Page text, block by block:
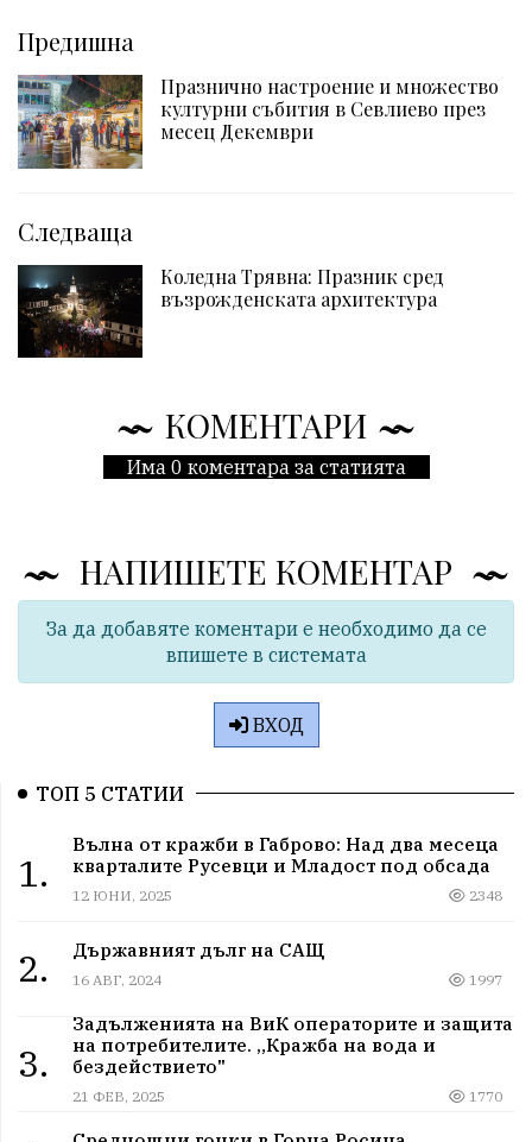
Предишна
Празнично настроение и множество
културни събития в Севлиево през
месец Декември
Следваща
Коледна Трявна: Празник сред
възрожденската архитектура
КОМЕНТАРИ
Има 0 коментара за статията
НАПИШЕТЕ КОМЕНТАР
За да добавяте коментари е необходимо да се
впишете в системата
ВХОД
ТОП 5 СТАТИИ
1.
Вълна от кражби в Габрово: Над два месеца
кварталите Русевци и Младост под обсада
12 ЮНИ, 2025 2348
2. Държавният дълг на САЩ
16 АВГ, 2024 1997
3.
Задълженията на ВиК операторите и защита
на потребителите. „Кражба на вода и
бездействието"
21 ФЕВ, 2025 1770